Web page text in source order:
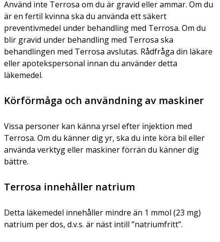
Använd inte Terrosa om du är gravid eller ammar. Om du
är en fertil kvinna ska du använda ett säkert
preventivmedel under behandling med Terrosa. Om du
blir gravid under behandling med Terrosa ska
behandlingen med Terrosa avslutas. Rådfråga din läkare
eller apotekspersonal innan du använder detta
läkemedel.
Körförmåga och användning av maskiner
Vissa personer kan känna yrsel efter injektion med
Terrosa. Om du känner dig yr, ska du inte köra bil eller
använda verktyg eller maskiner förrän du känner dig
bättre.
Terrosa innehåller natrium
Detta läkemedel innehåller mindre än 1 mmol (23 mg)
natrium per dos, d.v.s. är näst intill ”natriumfritt”.